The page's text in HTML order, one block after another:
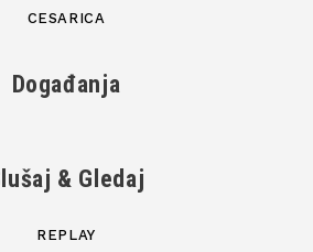
CESARICA
Događanja
& Gledaj
REPLAY